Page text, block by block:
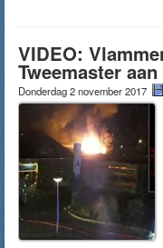
VIDEO:
Tweemaster
Donderdag 2 november 2017